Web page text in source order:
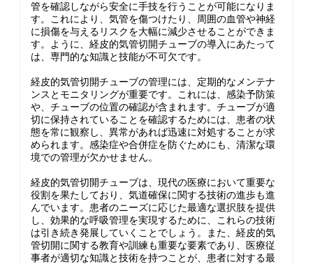
管を確認しながら安全に手技を行うことが可能になりま
す。これにより、気管を傷つけたり、周囲の血管や神経
に損傷を与えるリスクを大幅に減少させることができま
す。ように、経皮的気管切開チューブの導入にあたって
は、専門的な知識と技能が不可欠です。
経皮的気管切開チューブの管理には、定期的なメンテナ
ンスとモニタリングが重要です。これには、感染予防策
や、チューブの位置の確認が含まれます。チューブが適
切に保持されていることを確認するためには、患者の状
態を常に観察し、異常があれば迅速に対処することが求
められます。感染症や合併症を防ぐためにも、清潔な環
境での管理が欠かせません。
経皮的気管切開チューブは、現代の医療において重要な
役割を果たしており、気道確保に関する技術の進歩も進
んでいます。患者のニーズに応じた最適な選択肢を提供
し、効果的な呼吸管理を実現するために、これらの技術
は引き続き発展していくことでしょう。また、経皮的気
管切開に関する教育や訓練も重要な要素であり、医療従
事者が適切な知識と技術を持つことが、患者に対する最